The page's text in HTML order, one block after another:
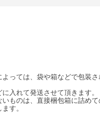
よっては、袋や箱などで包装
入れて発送させて頂きます。
ものは、直接梱包箱に詰めて
す。